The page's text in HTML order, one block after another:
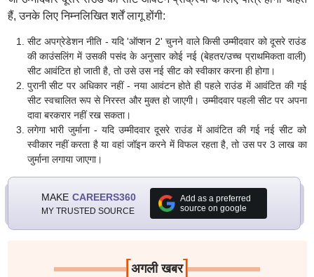
हैं, उनके लिए निम्नलिखित शर्तें लागू होंगी:
सीट अपग्रेडेशन नीति - यदि 'ऑप्शन 2' चुनने वाले किसी उम्मीदवार को दूसरे राउंड
की काउंसलिंग में उसकी पसंद के अनुसार कोई नई (बेहतर/उच्च प्राथमिकता वाली)
सीट आवंटित हो जाती है, तो उसे उस नई सीट को स्वीकार करना ही होगा।
पुरानी सीट पर अधिकार नहीं - नया आवंटन होते ही पहले राउंड में आवंटित की गई
सीट स्वचालित रूप से निरस्त और मुक्त हो जाएगी। उम्मीदवार पहली सीट पर अपना
दावा बरकरार नहीं रख सकता।
लगेगा भारी जुर्माना - यदि उम्मीदवार दूसरे राउंड में आवंटित की गई नई सीट को
स्वीकार नहीं करता है या वहां जॉइन करने में विफल रहता है, तो उस पर 3 लाख का
जुर्माना लगाया जाएगा।
MAKE CAREERS360
MY TRUSTED SOURCE
Add as a preferred
source on google
[अगली खबर]